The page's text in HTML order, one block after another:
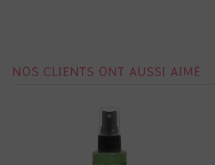
NOS CLIENTS ONT AUSSI AIMÉ